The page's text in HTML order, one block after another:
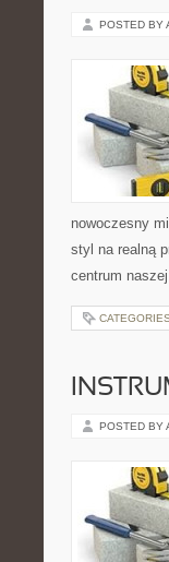
POSTED BY
nowoczesny
styl na realną
centrum
POSTED BY